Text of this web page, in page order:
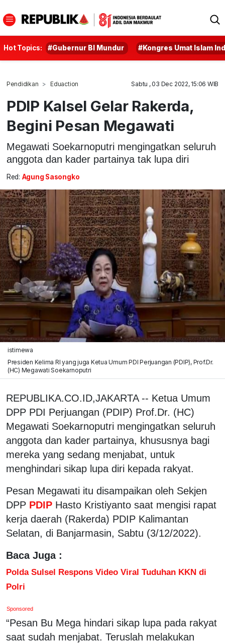
Hot Topics: #Gubernur BI Mundur #Kongres Umat Islam
Pendidikan Eduaction Sabtu , 03 Dec 2022, 15:06 WIB
PDIP Kalsel Gelar Rakerda,
Begini Pesan Megawati
Megawati Soekarnoputri mengingatkan seluruh
anggota dan kader partainya tak lupa diri
Red: Agung Sasongko
istimewa
Presiden Kelima RI yang juga Ketua Umum PDI Perjuangan (PDIP), Prof.Dr.
(HC) Megawati Soekarnoputri
REPUBLIKA.CO.ID,JAKARTA -- Ketua Umum
DPP PDI Perjuangan (PDIP) Prof.Dr. (HC)
Megawati Soekarnoputri mengingatkan seluruh
anggota dan kader partainya, khususnya bagi
mereka yang sedang menjabat, untuk
menghindari sikap lupa diri kepada rakyat.
Pesan Megawati itu disampaikan oleh Sekjen
DPP PDIP Hasto Kristiyanto saat mengisi rapat
kerja daerah (Rakerda) PDIP Kalimantan
Selatan, di Banjarmasin, Sabtu (3/12/2022).
Baca Juga :
Polda Sulsel Respons Video Viral Tuduhan KKN di
Polri
Sponsored
“Pesan Bu Mega hindari sikap lupa pada rakyat
saat sudah menjabat. Teruslah melakukan